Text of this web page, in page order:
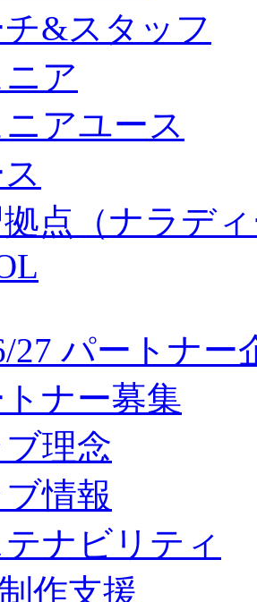
チ&スタッフ
ア
アユース
点（ナラデ
27 パートナー
ナー募集
理念
情報
ナビリティ
作支援